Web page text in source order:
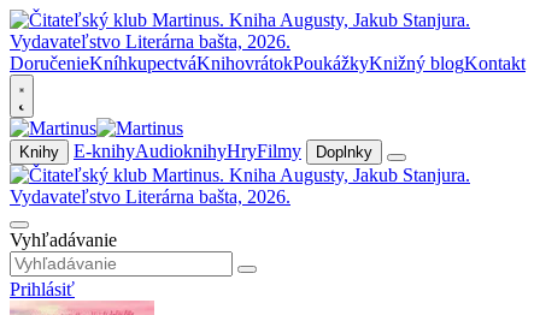
DoručenieKníhkupectváKnihovrátokPoukážkyKnižný blogKontakt
Knihy E-knihyAudioknihyHryFilmy Doplnky
Vyhľadávanie
Prihlásiť